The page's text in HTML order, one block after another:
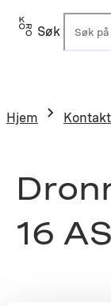
Søk
Hjem
16 AS